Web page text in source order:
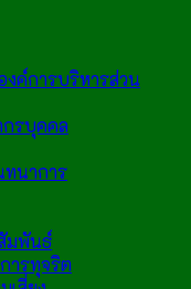
ค์การบริหารส่วน
รบุคคล
นาการ
มพันธ์
ารทุจริต